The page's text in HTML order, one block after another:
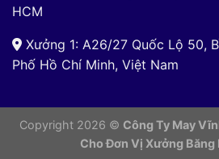
HCM
Xưởng 1: A26/27 Quốc Lộ 50,
Phố Hồ Chí Minh, Việt Nam
Copyright 2026 © Công Ty May
Cho Đơn Vị Xưởng Băng